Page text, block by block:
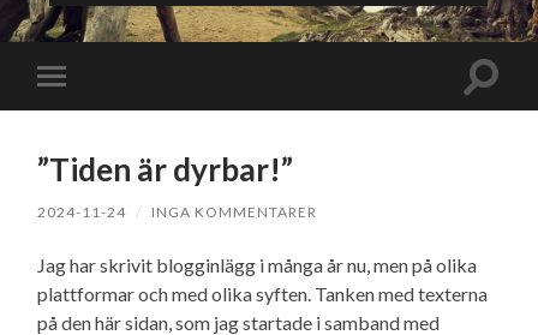
Slå
på/av
Slå
”Tiden är dyrbar!”
2024-11-24 / INGA KOMMENTARER
Jag har skrivit blogginlägg i många år nu, men på olika
plattformar och med olika syften. Tanken med texterna
på den här sidan, som jag startade i samband med